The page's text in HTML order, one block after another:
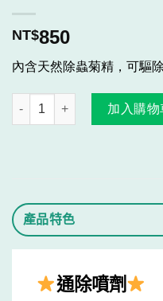
NT$850
內含天然除蟲菊精，可驅
通除噴劑 數量
加入購物
產品特色
通除噴劑